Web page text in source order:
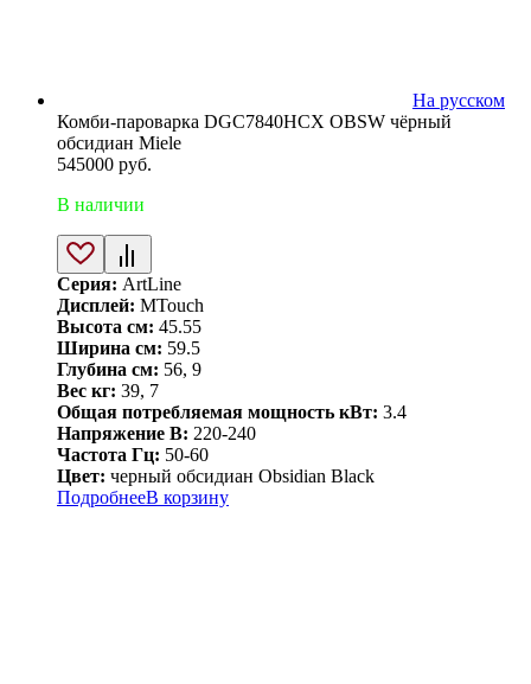
На русском
Комби-пароварка DGC7840HCX OBSW чёрный
обсидиан Miele
545000 руб.
В наличии
Серия: ArtLine
Дисплей: MTouch
Высота см: 45.55
Ширина см: 59.5
Глубина см: 56, 9
Вес кг: 39, 7
Общая потребляемая мощность кВт: 3.4
Напряжение В: 220-240
Частота Гц: 50-60
Цвет: черный обсидиан Obsidian Black
ПодробнееВ корзину